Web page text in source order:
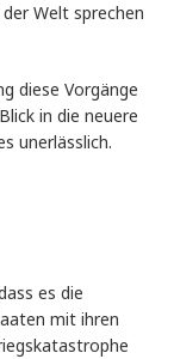
Welt sprechen
diese Vorgänge
in die neuere
unerlässlich.
es die
mit ihren